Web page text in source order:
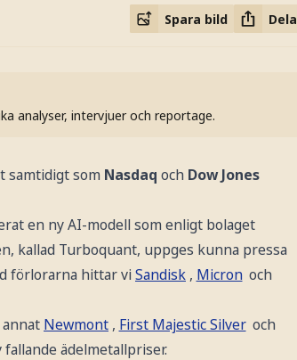
Spara bild Dela
analyser, intervjuer och reportage.
samtidigt som Nasdaq och Dow Jones
en ny AI-modell som enligt bolaget
kallad Turboquant, uppges kunna pressa
förlorarna hittar vi Sandisk , Micron och
Newmont , First Majestic Silver och
ädelmetallpriser.